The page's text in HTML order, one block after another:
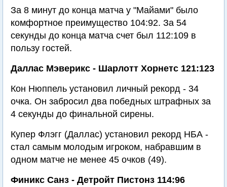
За 8 минут до конца матча у "Майами" было
комфортное преимущество 104:92. За 54
секунды до конца матча счет был 112:109 в
пользу гостей.
Даллас Мэверикс - Шарлотт Хорнетс 121:123
Кон Нюппель установил личный рекорд - 34
очка. Он забросил два победных штрафных за
4 секунды до финальной сирены.
Купер Флэгг (Даллас) установил рекорд НБА -
стал самым молодым игроком, набравшим в
одном матче не менее 45 очков (49).
Финикс Санз - Детройт Пистонз 114:96